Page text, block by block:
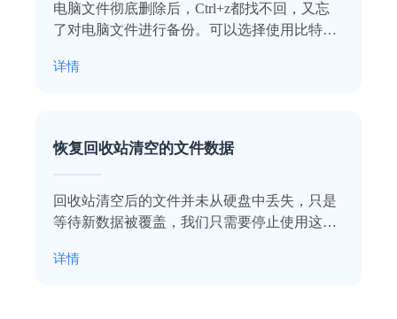
电脑文件彻底删除后，Ctrl+z都找不回，又忘
了对电脑文件进行备份。可以选择使用比特数
单。
详情
恢复回收站清空的文件数据
回收站清空后的文件并未从硬盘中丢失，只是
等待新数据被覆盖，我们只需要停止使用这块
可。
详情
本人上了年纪了，不太会操作，专业老师们
远程指导，最后也恢复回来了，十分感谢！
施英
软件实用，数据很完整